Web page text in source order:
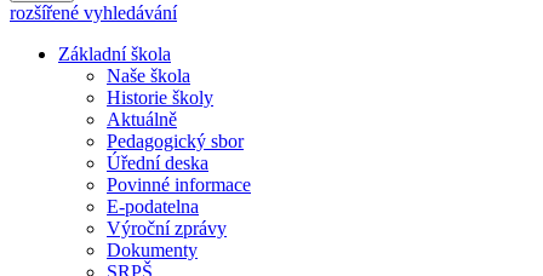
rozšířené vyhledávání
Základní škola
Naše škola
Historie školy
Aktuálně
Pedagogický sbor
Úřední deska
Povinné informace
E-podatelna
Výroční zprávy
Dokumenty
SRPŠ